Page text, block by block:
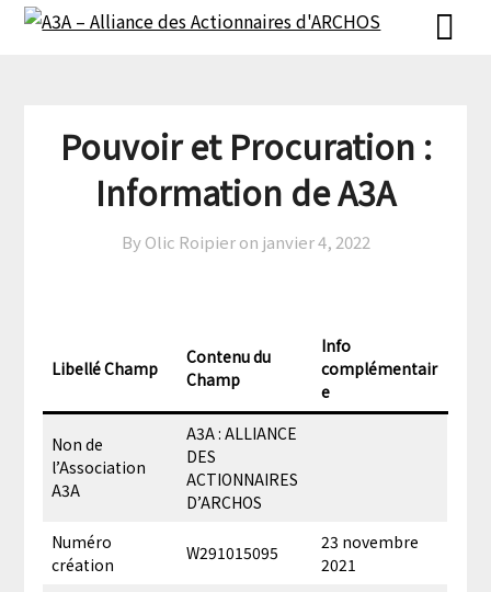
Skip
Skip
Pouvoir et Procuration :
Information de A3A
By Olic Roipier on janvier 4, 2022
Libellé Champ
Contenu du
Champ
Info
complémentair
e
Non de
l’Association
A3A
A3A : ALLIANCE
DES
ACTIONNAIRES
D’ARCHOS
Numéro
création
W291015095
23 novembre
2021